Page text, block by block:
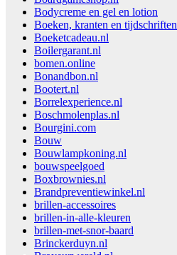
Bodycreme en gel en lotion
Boeken, kranten en tijdschriften
Boeketcadeau.nl
Boilergarant.nl
bomen.online
Bonandbon.nl
Bootert.nl
Borrelexperience.nl
Boschmolenplas.nl
Bourgini.com
Bouw
Bouwlampkoning.nl
bouwspeelgoed
Boxbrownies.nl
Brandpreventiewinkel.nl
brillen-accessoires
brillen-in-alle-kleuren
brillen-met-snor-baard
Brinckerduyn.nl